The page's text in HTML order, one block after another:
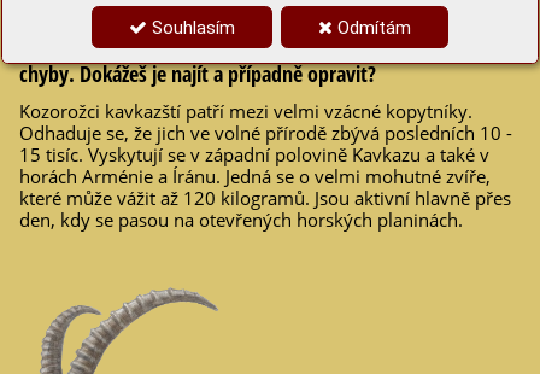
Souhlasím Odmítám
V následujícím textu se dozvíš mnoho zajímavého o
kozorožcích kavkazských. Do textu se nám ale vloudily 4
chyby. Dokážeš je najít a případně opravit?
Kozorožci kavkazští patří mezi velmi vzácné kopytníky.
Odhaduje se, že jich ve volné přírodě zbývá posledních 10 -
15 tisíc. Vyskytují se v západní polovině Kavkazu a také v
horách Arménie a Íránu. Jedná se o velmi mohutné zvíře,
které může vážit až 120 kilogramů. Jsou aktivní hlavně přes
den, kdy se pasou na otevřených horských planinách.